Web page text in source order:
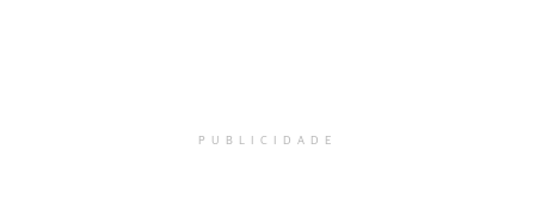
PUBLICIDADE